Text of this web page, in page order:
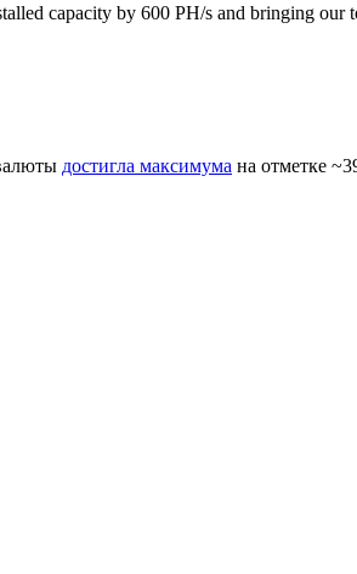
capacity by 600 PH/s and bringing our
достигла максимума на отметке